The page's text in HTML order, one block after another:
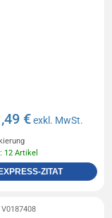
€exkl. MwSt.
: 12 Artikel
EXPRESS-ZITAT